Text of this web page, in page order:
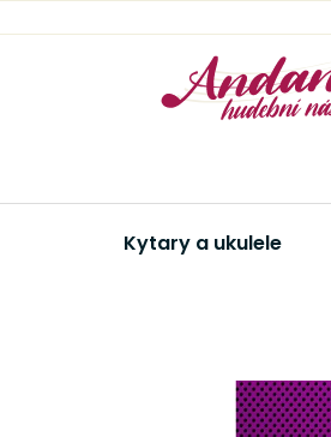
na
Kytary a ukulele